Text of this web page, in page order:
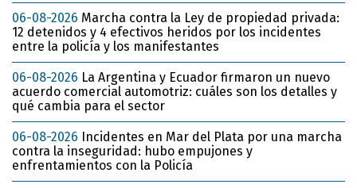
06-08-2026 Marcha contra la Ley de propiedad privada:
12 detenidos y 4 efectivos heridos por los incidentes
entre la policía y los manifestantes
06-08-2026 La Argentina y Ecuador firmaron un nuevo
acuerdo comercial automotriz: cuáles son los detalles y
qué cambia para el sector
06-08-2026 Incidentes en Mar del Plata por una marcha
contra la inseguridad: hubo empujones y
enfrentamientos con la Policía